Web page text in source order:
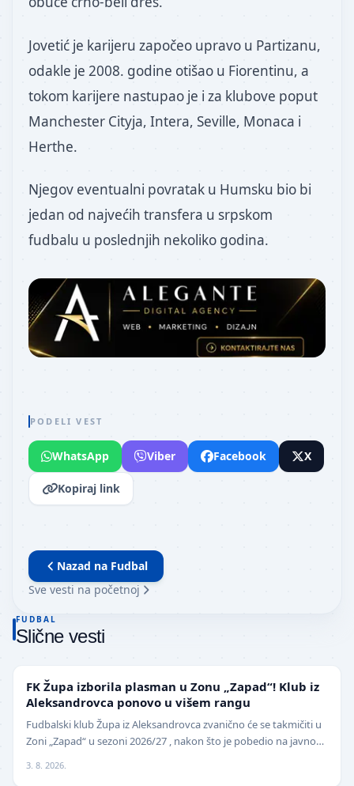
Jovetić je karijeru započeo upravo u Partizanu,
odakle je 2008. godine otišao u Fiorentinu, a
tokom karijere nastupao je i za klubove poput
Manchester Cityja, Intera, Seville, Monaca i
Herthe.
Njegov eventualni povratak u Humsku bio bi
jedan od najvećih transfera u srpskom
fudbalu u poslednjih nekoliko godina.
PODELI VEST
WhatsApp Viber Facebook X
Kopiraj link
Nazad na Fudbal
Sve vesti na početnoj
FUDBAL
Slične vesti
NIŽE LIGE
FK Župa izborila plasman u Zonu „Zapad“! Klub iz
Aleksandrovca ponovo u višem rangu
Fudbalski klub Župa iz Aleksandrovca zvanično će se takmičiti u
Zoni „Zapad“ u sezoni 2026/27 , nakon što je pobedio na javnom
3. 8. 2026.